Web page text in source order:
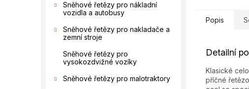
Sněhové řetězy pro nákladní
vozidla a autobusy
Sněhové řetězy pro nakladače a
zemní stroje
Sněhové řetězy pro
vysokozdvižné vozíky
Sněhové řetězy pro malotraktory
Popis
Detailní
Klasické
příčné